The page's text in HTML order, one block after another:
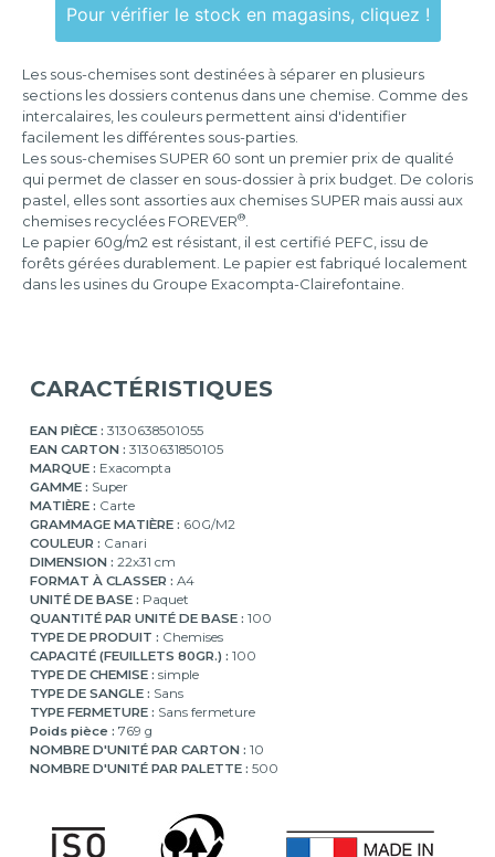
de
100
Paquet
de
250
Pour vérifier le stock en magasins, cliquez !
Les sous-chemises sont destinées à séparer en plusieurs
sections les dossiers contenus dans une chemise. Comme des
intercalaires, les couleurs permettent ainsi d'identifier
facilement les différentes sous-parties.
Les sous-chemises SUPER 60 sont un premier prix de qualité
qui permet de classer en sous-dossier à prix budget. De coloris
pastel, elles sont assorties aux chemises SUPER mais aussi aux
chemises recyclées FOREVER®
Le papier 60g/m2 est résistant, il est certifié PEFC, issu de
forêts gérées durablement. Le papier est fabriqué localement
dans les usines du Groupe Exacompta-Clairefontaine.
CARACTÉRISTIQUES
EAN PIÈCE : 3130638501055
EAN CARTON : 3130631850105
MARQUE : Exacompta
GAMME : Super
MATIÈRE : Carte
GRAMMAGE MATIÈRE : 60G/M2
COULEUR : Canari
DIMENSION : 22x31 cm
FORMAT À CLASSER : A4
UNITÉ DE BASE : Paquet
QUANTITÉ PAR UNITÉ DE BASE : 100
TYPE DE PRODUIT : Chemises
CAPACITÉ (FEUILLETS 80GR.) : 100
TYPE DE CHEMISE : simple
TYPE DE SANGLE : Sans
TYPE FERMETURE : Sans fermeture
Poids pièce : 769 g
NOMBRE D'UNITÉ PAR CARTON : 10
NOMBRE D'UNITÉ PAR PALETTE : 500